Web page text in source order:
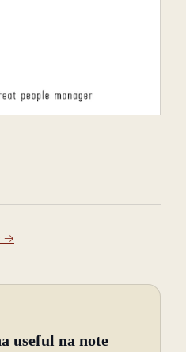
→
useful na note